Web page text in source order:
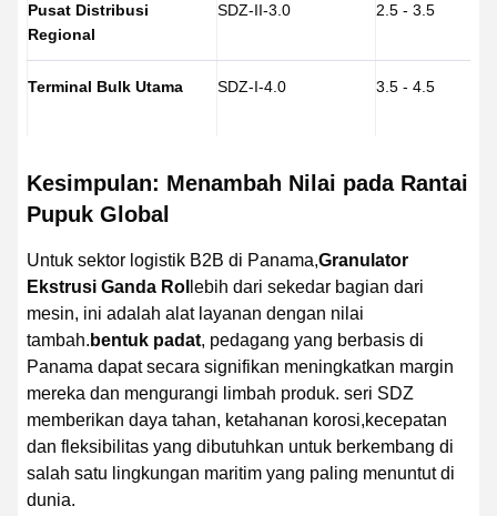
Pusat Distribusi
Regional
SDZ-II-3.0 2.5 - 3.5
Terminal Bulk Utama SDZ-I-4.0 3.5 - 4.5
Kesimpulan: Menambah Nilai pada Rantai
Pupuk Global
Untuk sektor logistik B2B di Panama,Granulator
Ekstrusi Ganda Rol lebih dari sekedar bagian dari
mesin, ini adalah alat layanan dengan nilai
tambah. bentuk padat, pedagang yang berbasis di
Panama dapat secara signifikan meningkatkan margin
mereka dan mengurangi limbah produk. seri SDZ
memberikan daya tahan, ketahanan korosi,kecepatan
dan fleksibilitas yang dibutuhkan untuk berkembang di
salah satu lingkungan maritim yang paling menuntut di
dunia.